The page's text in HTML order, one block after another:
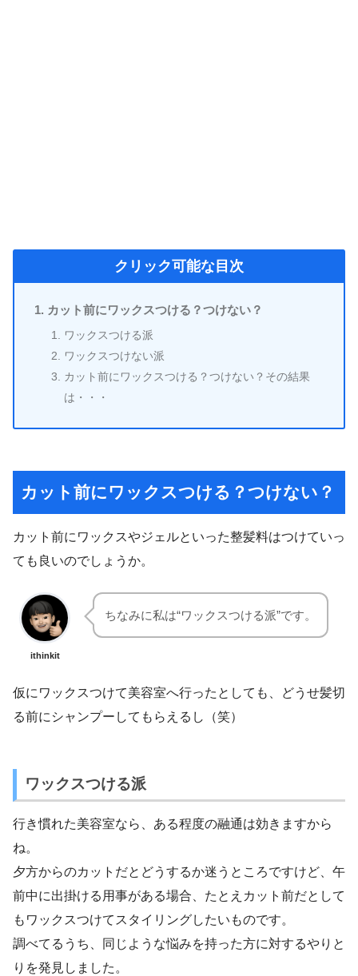
クリック可能な目次
カット前にワックスつける？つけない？
ワックスつける派
ワックスつけない派
カット前にワックスつける？つけない？その結果
は・・・
カット前にワックスつける？つけない？
カット前にワックスやジェルといった整髪料はつけていっ
ても良いのでしょうか。
ithinkit
ちなみに私は“ワックスつける派”です。
仮にワックスつけて美容室へ行ったとしても、どうせ髪切
る前にシャンプーしてもらえるし（笑）
ワックスつける派
行き慣れた美容室なら、ある程度の融通は効きますから
ね。
夕方からのカットだとどうするか迷うところですけど、午
前中に出掛ける用事がある場合、たとえカット前だとして
もワックスつけてスタイリングしたいものです。
調べてるうち、同じような悩みを持った方に対するやりと
りを発見しました。